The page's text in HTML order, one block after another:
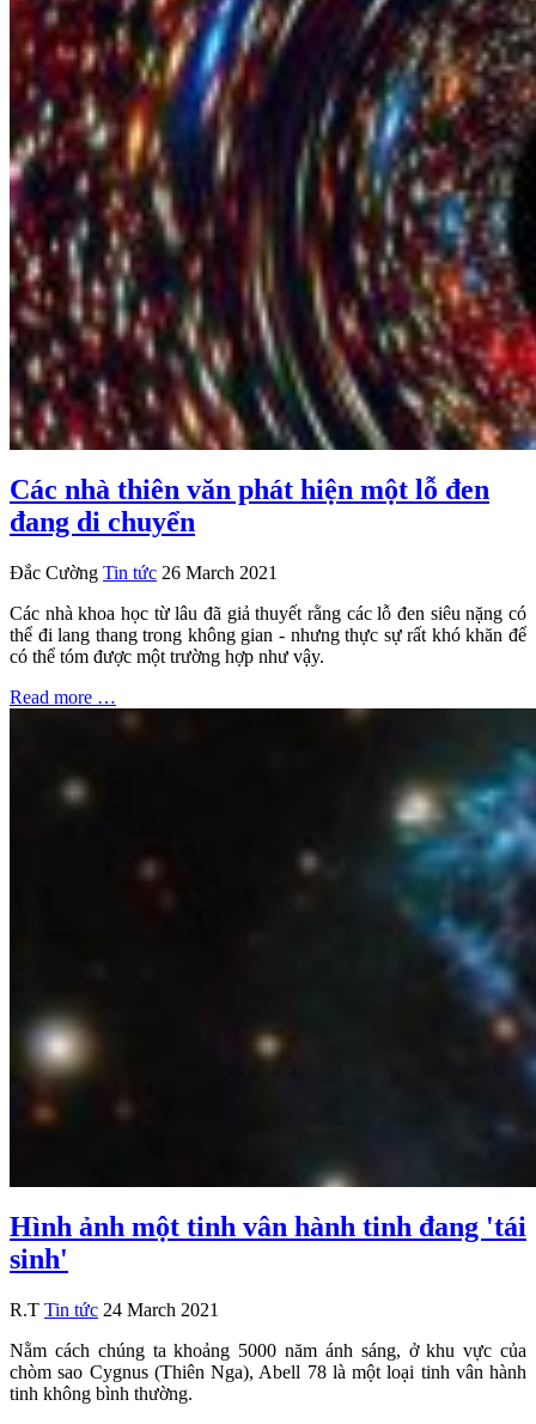
Các nhà thiên văn phát hiện một lỗ đen
đang di chuyển
Đắc Cường Tin tức 26 March 2021
Các nhà khoa học từ lâu đã giả thuyết rằng các lỗ đen siêu nặng có
thể đi lang thang trong không gian - nhưng thực sự rất khó khăn để
có thể tóm được một trường hợp như vậy.
Read more …
Hình ảnh một tinh vân hành tinh đang 'tái
sinh'
R.T Tin tức 24 March 2021
Nằm cách chúng ta khoảng 5000 năm ánh sáng, ở khu vực của
chòm sao Cygnus (Thiên Nga), Abell 78 là một loại tinh vân hành
tinh không bình thường.